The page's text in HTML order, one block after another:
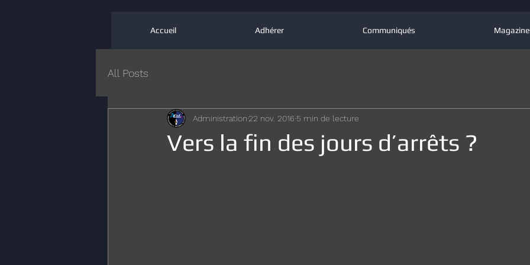
Accueil Adhérer Communiqués
All Posts
Vers la fin des jours d’arrêts ?
Administration22 nov. 2016 5 min de lecture